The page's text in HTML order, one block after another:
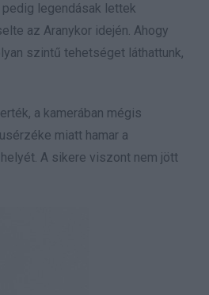
legendásak lettek
az Aranykor idején. Ahogy
szintű tehetséget láthattunk,
a kamerában mégis
miatt hamar a
A sikere viszont nem jött